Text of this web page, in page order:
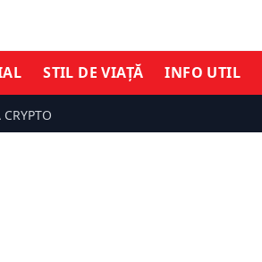
STIL DE VIAȚĂ INFO UTIL